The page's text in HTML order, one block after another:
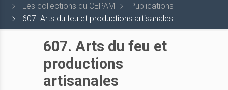
Les collections du CEPAM
Publications
607. Arts du feu et productions artisanales
607. Arts du feu et
productions
artisanales